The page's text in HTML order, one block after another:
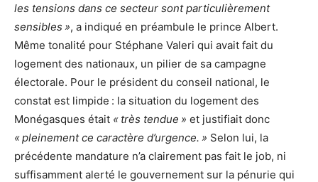
les tensions dans ce secteur sont particulièrement
sensibles », a indiqué en préambule le prince Albert.
Même tonalité pour Stéphane Valeri qui avait fait du
logement des nationaux, un pilier de sa campagne
électorale. Pour le président du conseil national, le
constat est limpide : la situation du logement des
Monégasques était « très tendue » et justifiait donc
« pleinement ce caractère d’urgence. » Selon lui, la
précédente mandature n’a clairement pas fait le job, ni
suffisamment alerté le gouvernement sur la pénurie qui